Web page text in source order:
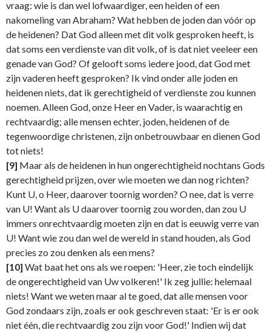
vraag: wie is dan wel lofwaardiger, een heiden of een
nakomeling van Abraham? Wat hebben de joden dan vóór op
de heidenen? Dat God alleen met dit volk gesproken heeft, is
dat soms een verdienste van dit volk, of is dat niet veeleer een
genade van God? Of gelooft soms iedere jood, dat God met
zijn vaderen heeft gesproken? Ik vind onder alle joden en
heidenen niets, dat ik gerechtigheid of verdienste zou kunnen
noemen. Alleen God, onze Heer en Vader, is waarachtig en
rechtvaardig; alle mensen echter, joden, heidenen of de
tegenwoordige christenen, zijn onbetrouwbaar en dienen God
tot niets!
[9] Maar als de heidenen in hun ongerechtigheid nochtans Gods
gerechtigheid prijzen, over wie moeten we dan nog richten?
Kunt U, o Heer, daarover toornig worden? O nee, dat is verre
van U! Want als U daarover toornig zou worden, dan zou U
immers onrechtvaardig moeten zijn en dat is eeuwig verre van
U! Want wie zou dan wel de wereld in stand houden, als God
precies zo zou denken als een mens?
[10] Wat baat het ons als we roepen: 'Heer, zie toch eindelijk
de ongerechtigheid van Uw volkeren!' Ik zeg jullie: helemaal
niets! Want we weten maar al te goed, dat alle mensen voor
God zondaars zijn, zoals er ook geschreven staat: 'Er is er ook
niet één, die rechtvaardig zou zijn voor God!' Indien wij dat